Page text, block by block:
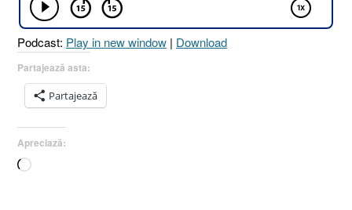
Proverbe
20.19
Podcast: Play in new window | Download
Partajează asta:
Partajează
Apreciază:
Încarc...